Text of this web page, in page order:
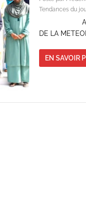
Tendances du
AGENCE
DE LA
EN SAVOIR